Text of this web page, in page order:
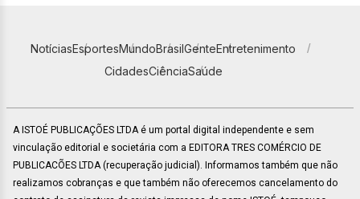
NotíciasEsportesMundoBrasilGenteEntretenimento
CidadesCiênciaSaúde
A ISTOÉ PUBLICAÇÕES LTDA é um portal digital independente e sem
vinculação editorial e societária com a EDITORA TRES COMÉRCIO DE
PUBLICACÕES LTDA (recuperação judicial). Informamos também que não
realizamos cobranças e que também não oferecemos cancelamento do